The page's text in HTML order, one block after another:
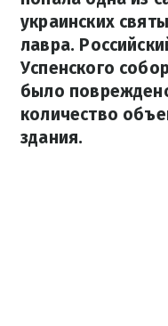
украинских
лавра.
Успенского
было
количество
здания.